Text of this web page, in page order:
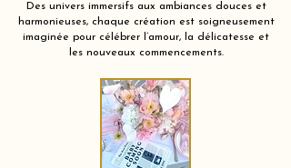
Des univers immersifs aux ambiances douces et
harmonieuses, chaque création est soigneusement
imaginée pour célébrer l’amour, la délicatesse et
les nouveaux commencements.